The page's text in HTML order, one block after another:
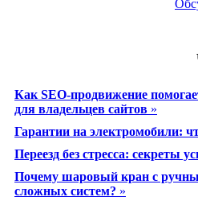
Как SEO-продвижение
для владельцев сайтов »
Гарантии на электромобили:
Переезд без стресса: секреты
Почему шаровый кран с
сложных систем? »